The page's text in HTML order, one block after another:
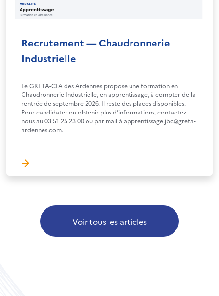
Recrutement — Chaudronnerie
Industrielle
Le GRETA-CFA des Ardennes propose une formation en
Chaudronnerie Industrielle, en apprentissage, à compter de la
rentrée de septembre 2026. Il reste des places disponibles.
Pour candidater ou obtenir plus d’informations, contactez-
nous au 03 51 25 23 00 ou par mail à apprentissage.jbc@greta-
ardennes.com.
Voir tous les articles